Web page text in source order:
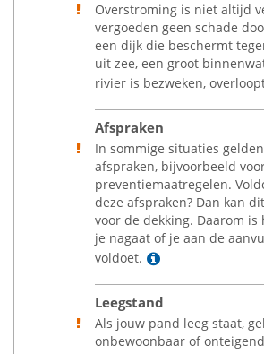
Overstroming is niet altijd
vergoeden geen schade
een dijk die beschermt
uit zee, een groot
rivier is bezweken,
Afspraken
In sommige situaties
afspraken, bijvoorbeeld
preventiemaatregelen.
deze afspraken? Dan kan
voor de dekking. Daarom
je nagaat of je aan de
voldoet.
Lees meer
Leegstand
Als jouw pand leeg staat,
onbewoonbaar of